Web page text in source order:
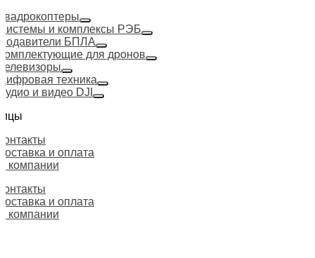
и комплексы РЭБ
БПЛА
для дронов
техника
и видео DJI
и оплата
компании
и оплата
компании